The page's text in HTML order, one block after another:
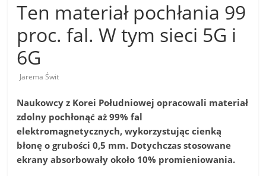
Ten materiał pochłania 99
proc. fal. W tym sieci 5G i
6G
Jarema Świt
Naukowcy z Korei Południowej opracowali materiał
zdolny pochłonąć aż 99% fal
elektromagnetycznych, wykorzystując cienką
błonę o grubości 0,5 mm. Dotychczas stosowane
ekrany absorbowały około 10% promieniowania.